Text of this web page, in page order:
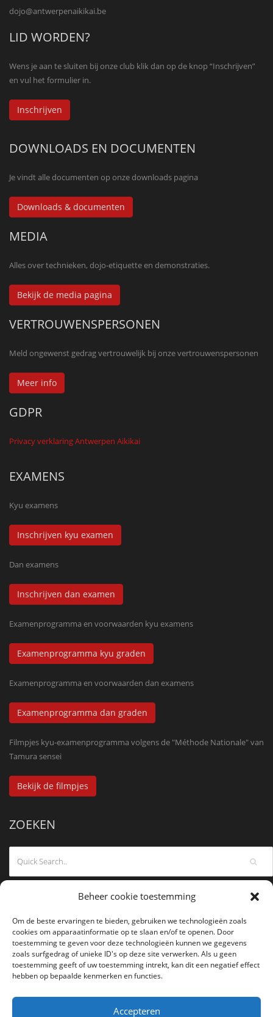
Beheer cookie toestemming
Om de beste ervaringen te bieden, gebruiken we technologieën zoals
cookies om apparaatinformatie op te slaan en/of te openen. Door
toestemming te geven voor deze technologieën kunnen we gegevens
zoals surfgedrag of unieke ID's op deze site verwerken. Als u geen
toestemming geeft of uw toestemming intrekt, kan dit een negatief effect
hebben op bepaalde kenmerken en functies.
Accepteren
dojo@antwerpenaikikai.be
LID WORDEN?
Wens je aan te sluiten bij onze club klik dan op de knop “Inschrijven”
en vul het formulier in.
Inschrijven
DOWNLOADS EN DOCUMENTEN
Je vindt alle documenten op onze downloads pagina
Downloads & documenten
MEDIA
Alles over technieken, dojo-etiquette en demonstraties.
Bekijk de media pagina
VERTROUWENSPERSONEN
Meld ongewenst gedrag vertrouwelijk bij onze vertrouwenspersonen
Meer info
GDPR
Privacy verklaring Antwerpen Aikikai
EXAMENS
Kyu examens
Inschrijven kyu examen
Dan examens
Inschrijven dan examen
Examenprogramma en voorwaarden kyu examens
Examenprogramma kyu graden
Examenprogramma en voorwaarden dan examens
Examenprogramma dan graden
Filmpjes kyu-examenprogramma volgens de "Méthode Nationale" van
Tamura sensei
Bekijk de filmpjes
ZOEKEN